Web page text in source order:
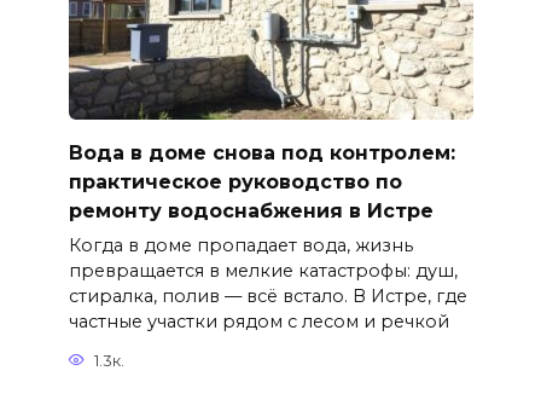
Вода в доме снова под контролем:
практическое руководство по
ремонту водоснабжения в Истре
Когда в доме пропадает вода, жизнь
превращается в мелкие катастрофы: душ,
стиралка, полив — всё встало. В Истре, где
частные участки рядом с лесом и речкой
1.3к.